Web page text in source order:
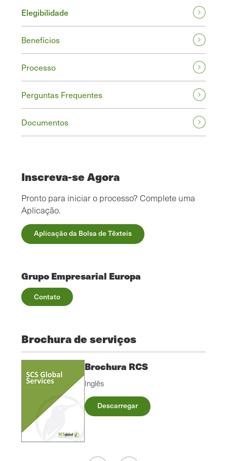
Elegibilidade
Benefícios
Processo
Perguntas Frequentes
Documentos
Inscreva-se Agora
Pronto para iniciar o processo? Complete uma
Aplicação.
Aplicação da Bolsa de Têxteis
Grupo Empresarial Europa
Contato
Brochura de serviços
Brochura RCS
Inglês
Descarregar